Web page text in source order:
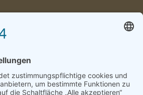
Vertrag widerrufen